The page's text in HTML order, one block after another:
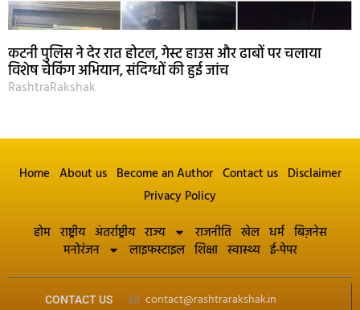
कटनी पुलिस ने देर रात होटल, गेस्ट हाउस और ढाबों पर चलाया
विशेष चेकिंग अभियान, संदिग्धों की हुई जांच
RashtraRakshak
Home About us Become an Author Contact us Disclaimer
Privacy Policy
होम राष्ट्रीय अंतर्राष्ट्रीय राज्य राजनीति खेल धर्म बिज़नेस
मनोरंजन
लाइफस्टाइल शिक्षा स्वास्थ्य ई-पेपर
CONTACT US contact@rashtrarakshak.in